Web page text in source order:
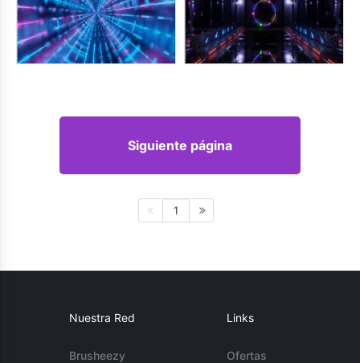
Siguiente página
1
Nuestra Red
Brusheezy
Links
Ofertas